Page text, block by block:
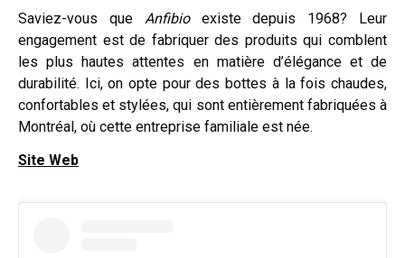
Saviez-vous que Anfibioexiste depuis 1968? Leur
engagement est de fabriquer des produits qui comblent
les plus hautes attentes en matière d’élégance et de
durabilité. Ici, on opte pour des bottes à la fois chaudes,
confortables et stylées, qui sont entièrement fabriquées à
Montréal, où cette entreprise familiale est née.
Site Web